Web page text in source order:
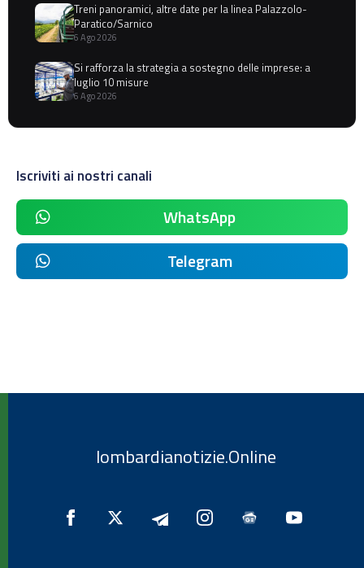
Treni panoramici, altre date per la linea Palazzolo-
Paratico/Sarnico
6 Ago 2026
Si rafforza la strategia a sostegno delle imprese: a
luglio 10 misure
6 Ago 2026
Iscriviti ai nostri canali
WhatsApp
Telegram
lombardianotizie.Online